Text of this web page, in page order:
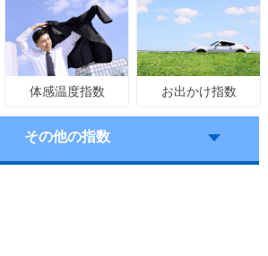
体感温度指数 お出かけ指数
その他の指数